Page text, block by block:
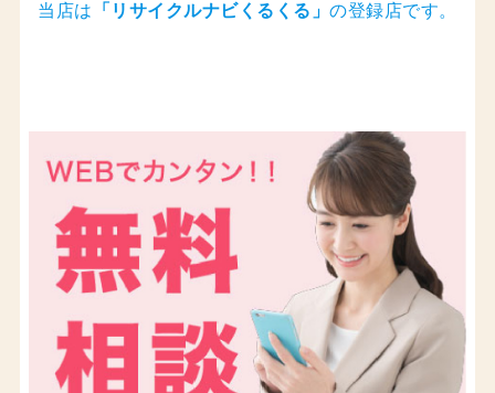
当店は 「 リサイクルナビくるくる 」の登録店です。